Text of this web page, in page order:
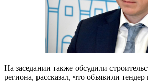
На заседании также обсудили
региона, рассказал, что объявили